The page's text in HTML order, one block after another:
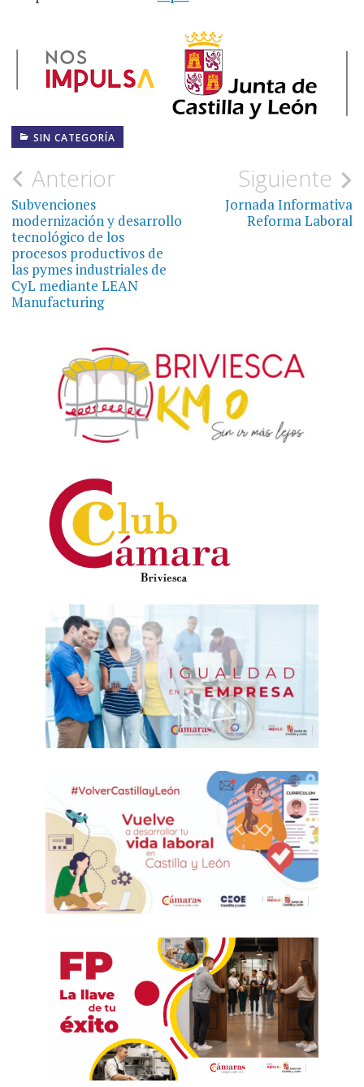
SIN CATEGORÍA
Navegación
de
entradas
Anterior
Subvenciones
modernización y desarrollo
tecnológico de los
procesos productivos de
las pymes industriales de
CyL mediante LEAN
Manufacturing
Siguiente
Jornada Informativa
Reforma Laboral